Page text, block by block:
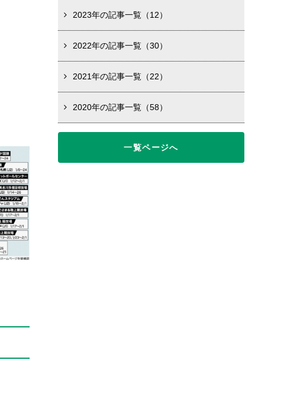
2023年の記事一覧（12）
2022年の記事一覧（30）
2021年の記事一覧（22）
2020年の記事一覧（58）
一覧ページへ